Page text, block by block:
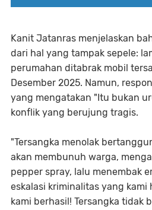
Kanit Jatanras menjelaskan
dari hal yang tampak sepele:
perumahan ditabrak mobil
Desember 2025. Namun,
yang mengatakan "Itu bukan
konflik yang berujung tragis.
"Tersangka menolak
akan membunuh warga,
pepper spray, lalu menembak
eskalasi kriminalitas yang kami
kami berhasil! Tersangka tidak